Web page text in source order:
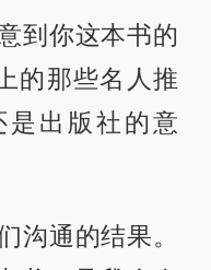
。所以一个人
前言到后记，
“That’s bull